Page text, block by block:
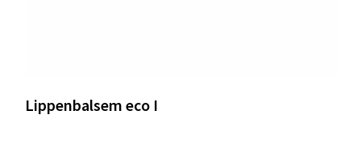
Lippenbalsem eco I